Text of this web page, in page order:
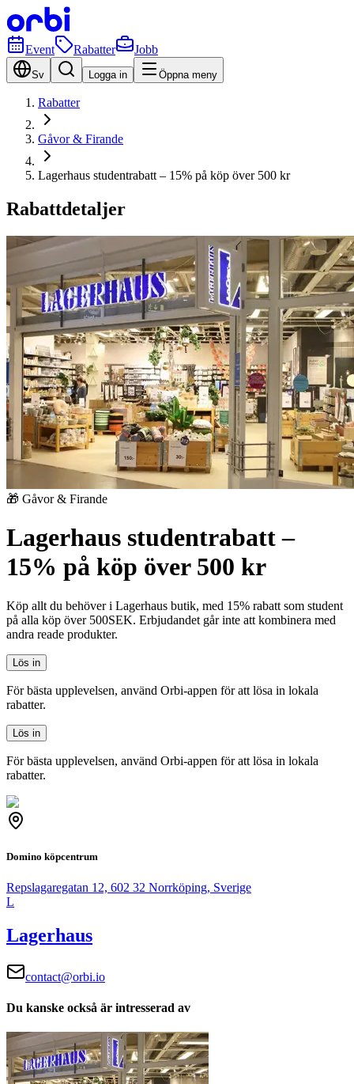
Event Rabatter Jobb
Sv Logga in Öppna meny
Rabatter
Gåvor & Firande
Lagerhaus studentrabatt – 15% på köp över 500 kr
Rabattdetaljer
🎁 Gåvor & Firande
Lagerhaus studentrabatt –
15% på köp över 500 kr
Köp allt du behöver i Lagerhaus butik, med 15% rabatt som student
på alla köp över 500SEK. Erbjudandet går inte att kombinera med
andra reade produkter.
Lös in
För bästa upplevelsen, använd Orbi-appen för att lösa in lokala
rabatter.
Lös in
För bästa upplevelsen, använd Orbi-appen för att lösa in lokala
rabatter.
Domino köpcentrum
Repslagaregatan 12, 602 32 Norrköping, Sverige
L
Lagerhaus
contact@orbi.io
Du kanske också är intresserad av